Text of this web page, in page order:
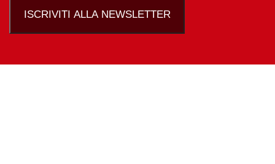
ISCRIVITI ALLA NEWSLETTER